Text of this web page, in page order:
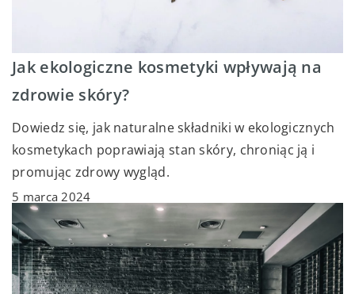
Jak ekologiczne kosmetyki wpływają na
zdrowie skóry?
Dowiedz się, jak naturalne składniki w ekologicznych
kosmetykach poprawiają stan skóry, chroniąc ją i
promując zdrowy wygląd.
5 marca 2024